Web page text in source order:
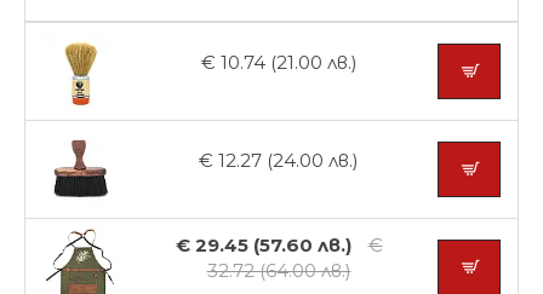
€ 10.74 (21.00 лв.)
€ 12.27 (24.00 лв.)
€ 29.45 (57.60 лв.)
€
32.72 (64.00 лв.)